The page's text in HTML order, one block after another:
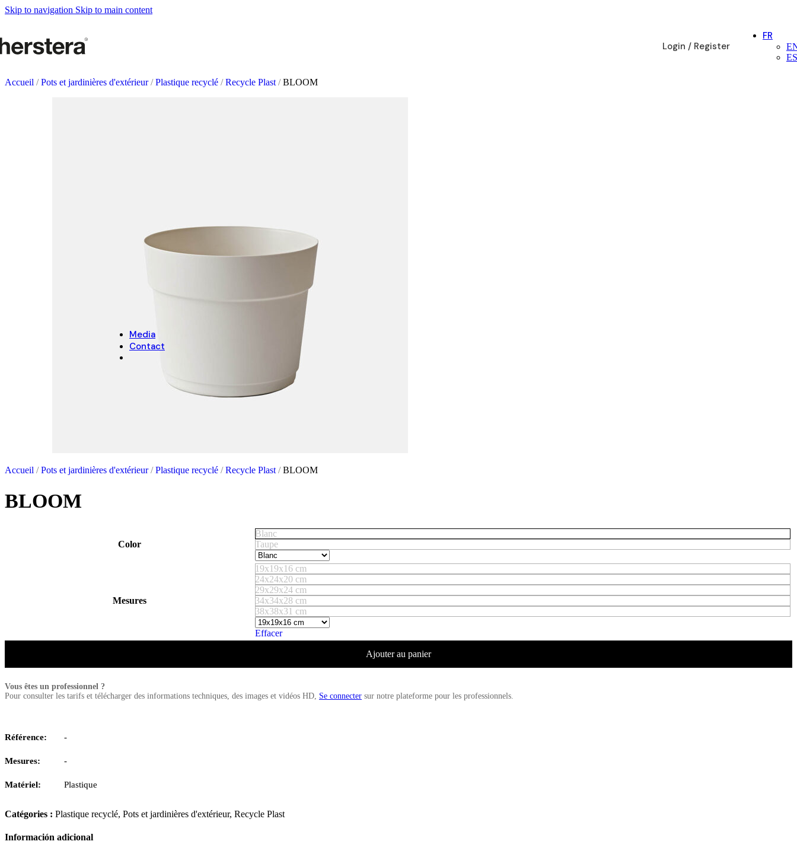
Skip to navigation Skip to main content
Accesoires
Tapis
Tableaux noirs
Media
Contact
Login / Register
FR
ES
Accueil / Pots et jardinières d'extérieur/ Plastique recyclé / Recycle Plast / BLOOM
Accueil / Pots et jardinières d'extérieur/ Plastique recyclé / Recycle Plast / BLOOM
BLOOM
Color
Blanc
Taupe
Mesures
19x19x16 cm
24x24x20 cm
29x29x24 cm
34x34x28 cm
38x38x31 cm
Effacer
Ajouter au panier
Vous êtes un professionnel ?
Pour consulter les tarifs et télécharger des informations techniques, des images et vidéos HD, Se connecter sur notre plateforme pour les professionnels.
Référence: -
Mesures: -
Matériel: Plastique
Catégories : Plastique recyclé, Pots et jardinières d'extérieur, Recycle Plast
Información adicional